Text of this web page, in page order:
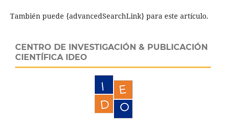
También puede {advancedSearchLink} para este artículo.
CENTRO DE INVESTIGACIÓN & PUBLICACIÓN
CIENTÍFICA IDEO